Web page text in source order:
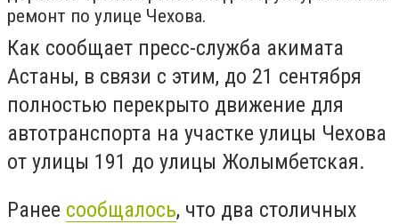
ремонт по улице Чехова.
Как сообщает пресс-служба акимата
Астаны, в связи с этим, до 21 сентября
полностью перекрыто движение для
автотранспорта на участке улицы Чехова
от улицы 191 до улицы Жолымбетская.
Ранее сообщалось, что два столичных